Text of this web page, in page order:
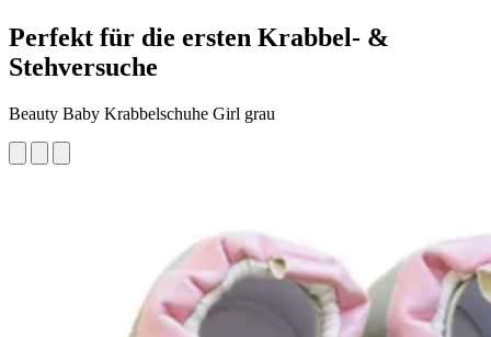
Perfekt für die ersten Krabbel- &
Stehversuche
Beauty Baby Krabbelschuhe Girl grau